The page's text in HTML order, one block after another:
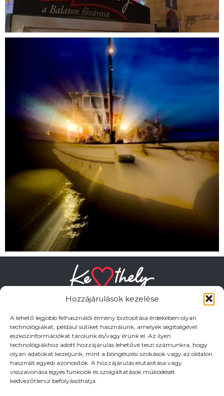
Hozzájárulások kezelése
A lehető legjobb felhasználói élmény biztosítása érdekében olyan
technológiákat, például sütiket használunk, amelyek segítségével
eszközinformációkat tárolunk és/vagy érünk el. Az ilyen
technológiákhoz adott hozzájárulás lehetővé teszi számunkra, hogy
olyan adatokat kezeljünk, mint a böngészési szokások vagy az oldalon
használt egyedi azonosítók. A hozzájárulás elutasítása vagy
visszavonása egyes funkciók és szolgáltatások működését
kedvezőtlenül befolyásolhatja.
HASZNOS LINKEK
Adatkezelési tájékoztató
Impresszum